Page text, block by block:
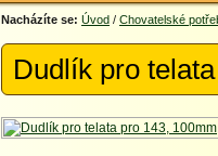
Nacházíte se: Úvod / Chovatelské
Dudlík pro